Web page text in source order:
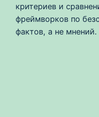
критериев и
фреймворков по
фактов, а не мнений.